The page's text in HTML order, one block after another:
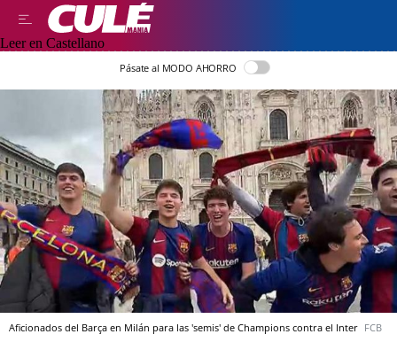
Leer en Castellano
Pásate al MODO AHORRO
Aficionados del Barça en Milán para las 'semis' de Champions contra el Inter FCB